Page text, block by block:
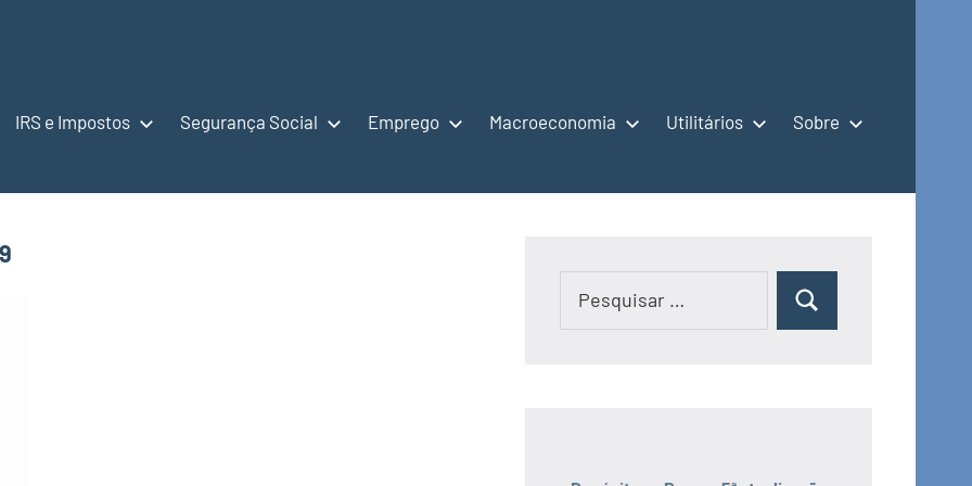
IRS e Impostos Segurança Social Emprego Macroeconomia Utilitários Sobre
Pesquisar